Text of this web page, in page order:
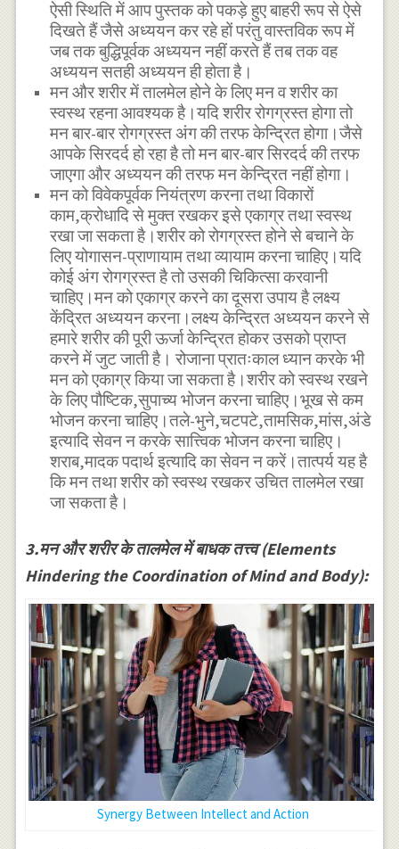
ऐसी स्थिति में आप पुस्तक को पकड़े हुए बाहरी रूप से ऐसे
दिखते हैं जैसे अध्ययन कर रहे हों परंतु वास्तविक रूप में
जब तक बुद्धिपूर्वक अध्ययन नहीं करते हैं तब तक वह
अध्ययन सतही अध्ययन ही होता है।
मन और शरीर में तालमेल होने के लिए मन व शरीर का
स्वस्थ रहना आवश्यक है।यदि शरीर रोगग्रस्त होगा तो
मन बार-बार रोगग्रस्त अंग की तरफ केन्द्रित होगा।जैसे
आपके सिरदर्द हो रहा है तो मन बार-बार सिरदर्द की तरफ
जाएगा और अध्ययन की तरफ मन केन्द्रित नहीं होगा।
मन को विवेकपूर्वक नियंत्रण करना तथा विकारों
काम,क्रोधादि से मुक्त रखकर इसे एकाग्र तथा स्वस्थ
रखा जा सकता है।शरीर को रोगग्रस्त होने से बचाने के
लिए योगासन-प्राणायाम तथा व्यायाम करना चाहिए।यदि
कोई अंग रोगग्रस्त है तो उसकी चिकित्सा करवानी
चाहिए।मन को एकाग्र करने का दूसरा उपाय है लक्ष्य
केंद्रित अध्ययन करना।लक्ष्य केन्द्रित अध्ययन करने से
हमारे शरीर की पूरी ऊर्जा केन्द्रित होकर उसको प्राप्त
करने में जुट जाती है। रोजाना प्रातःकाल ध्यान करके भी
मन को एकाग्र किया जा सकता है।शरीर को स्वस्थ रखने
के लिए पौष्टिक,सुपाच्य भोजन करना चाहिए।भूख से कम
भोजन करना चाहिए।तले-भुने,चटपटे,तामसिक,मांस,अंडे
इत्यादि सेवन न करके सात्त्विक भोजन करना चाहिए।
शराब,मादक पदार्थ इत्यादि का सेवन न करें।तात्पर्य यह है
कि मन तथा शरीर को स्वस्थ रखकर उचित तालमेल रखा
जा सकता है।
3.मन और शरीर के तालमेल में बाधक तत्त्व (Elements
Hindering the Coordination of Mind and Body):
Synergy Between Intellect and Action